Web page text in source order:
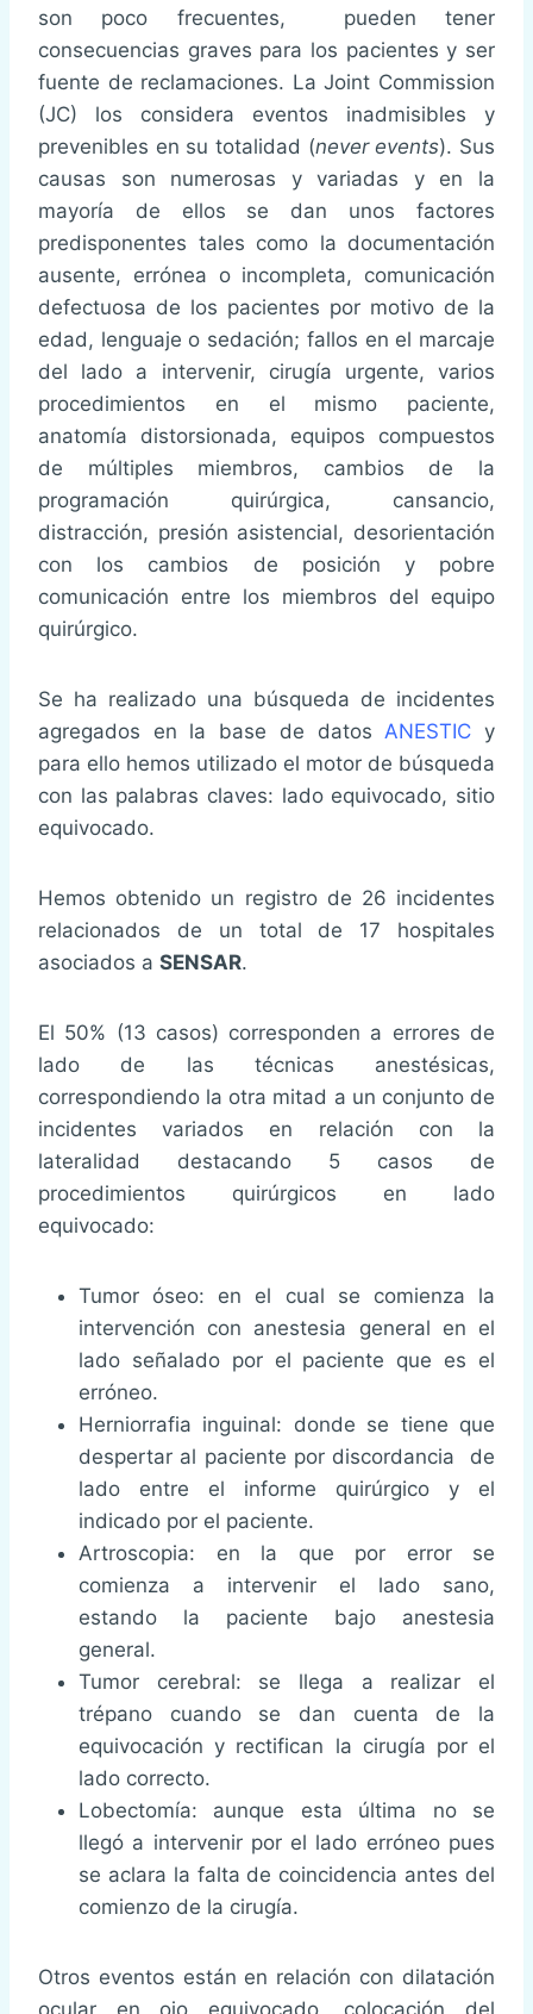
son poco frecuentes, pueden tener
consecuencias graves para los pacientes y ser
fuente de reclamaciones. La Joint Commission
(JC) los considera eventos inadmisibles y
prevenibles en su totalidad (never events). Sus
causas son numerosas y variadas y en la
mayoría de ellos se dan unos factores
predisponentes tales como la documentación
ausente, errónea o incompleta, comunicación
defectuosa de los pacientes por motivo de la
edad, lenguaje o sedación; fallos en el marcaje
del lado a intervenir, cirugía urgente, varios
procedimientos en el mismo paciente,
anatomía distorsionada, equipos compuestos
de múltiples miembros, cambios de la
programación quirúrgica, cansancio,
distracción, presión asistencial, desorientación
con los cambios de posición y pobre
comunicación entre los miembros del equipo
quirúrgico.
Se ha realizado una búsqueda de incidentes
agregados en la base de datos ANESTIC y
para ello hemos utilizado el motor de búsqueda
con las palabras claves: lado equivocado, sitio
equivocado.
Hemos obtenido un registro de 26 incidentes
relacionados de un total de 17 hospitales
asociados a SENSAR.
El 50% (13 casos) corresponden a errores de
lado de las técnicas anestésicas,
correspondiendo la otra mitad a un conjunto de
incidentes variados en relación con la
lateralidad destacando 5 casos de
procedimientos quirúrgicos en lado
equivocado:
Tumor óseo: en el cual se comienza la
intervención con anestesia general en el
lado señalado por el paciente que es el
erróneo.
Herniorrafia inguinal: donde se tiene que
despertar al paciente por discordancia de
lado entre el informe quirúrgico y el
indicado por el paciente.
Artroscopia: en la que por error se
comienza a intervenir el lado sano,
estando la paciente bajo anestesia
general.
Tumor cerebral: se llega a realizar el
trépano cuando se dan cuenta de la
equivocación y rectifican la cirugía por el
lado correcto.
Lobectomía: aunque esta última no se
llegó a intervenir por el lado erróneo pues
se aclara la falta de coincidencia antes del
comienzo de la cirugía.
Otros eventos están en relación con dilatación
ocular en ojo equivocado, colocación del